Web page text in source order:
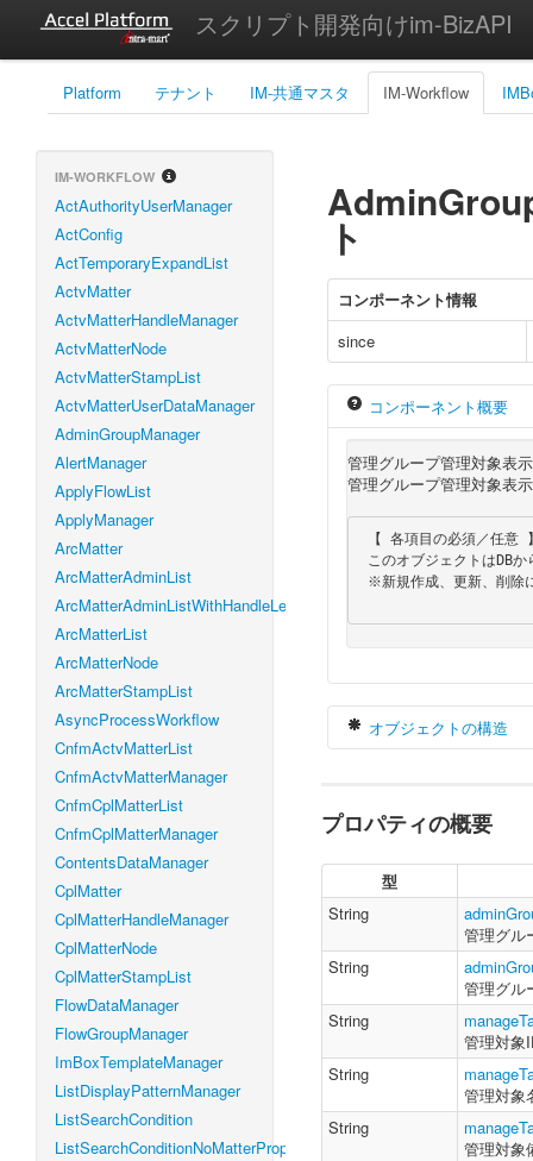
スクリプト開発向けim-BizAPI
Platform テナント IM-共通マスタ IM-Workflow
IM-WORKFLOW
ActAuthorityUserManager
ActConfig
ActTemporaryExpandList
ActvMatter
ActvMatterHandleManager
ActvMatterNode
ActvMatterStampList
ActvMatterUserDataManager
AdminGroupManager
AlertManager
ApplyFlowList
ApplyManager
ArcMatter
ArcMatterAdminList
ArcMatterAdminListWithHandleLevel
ArcMatterList
ArcMatterNode
ArcMatterStampList
AsyncProcessWorkflow
CnfmActvMatterList
CnfmActvMatterManager
CnfmCplMatterList
CnfmCplMatterManager
ContentsDataManager
CplMatter
CplMatterHandleManager
CplMatterNode
CplMatterStampList
FlowDataManager
FlowGroupManager
ImBoxTemplateManager
ListDisplayPatternManager
ListSearchCondition
ListSearchConditionNoMatterProperty
ト
コンポーネント情報
since
コンポーネント概要
管理グループ管理対象表
管理グループ管理対象表
オブジェクトの構造
var
プロパティの概要
型
String
管理グル
String
管理グル
String
管理対象
String
管理対象
String
管理対象